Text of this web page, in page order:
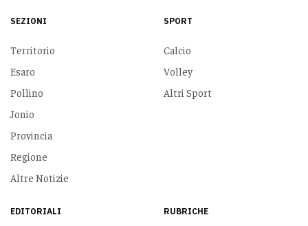
SEZIONI
Territorio
Esaro
Pollino
Jonio
Provincia
Regione
Altre Notizie
SPORT
Calcio
Volley
Altri Sport
EDITORIALI RUBRICHE